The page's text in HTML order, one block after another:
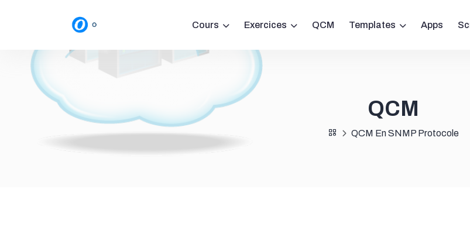
Cours Exercices QCM Templates Apps
QCM
QCM En SNMP Protocole